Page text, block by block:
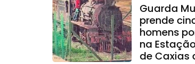
Guarda
prende
homens
na
de Caxias